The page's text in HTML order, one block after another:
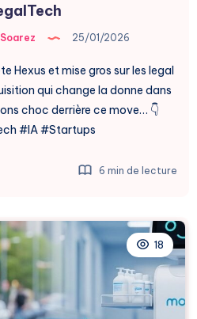
25/01/2026
Hexus et mise gros sur les legal
qui change la donne dans
choc derrière ce move… 👇
#IA #Startups
6 min de lecture
18